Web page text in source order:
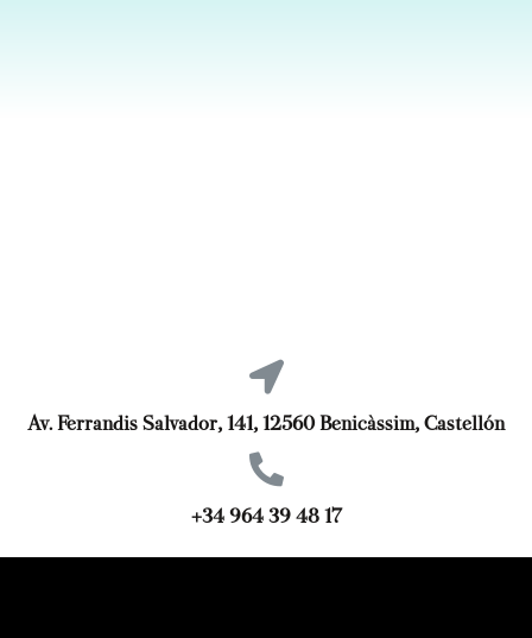
Av. Ferrandis Salvador, 141, 12560 Benicàssim, Castellón
+34 964 39 48 17